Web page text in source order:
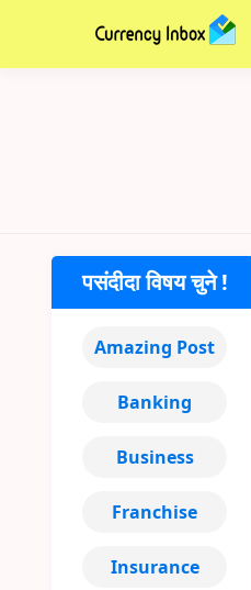
पसंदीदा विषय चुने !
Amazing Post
Banking
Business
Franchise
Insurance